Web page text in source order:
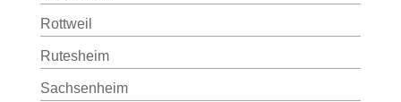
Rottweil
Rutesheim
Sachsenheim